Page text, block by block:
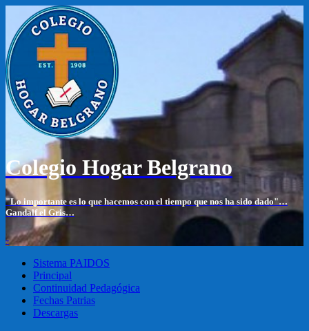
Colegio Hogar Belgrano
"Lo importante es lo que hacemos con el tiempo que nos ha sido dado"…
Gandalf el Gris…
-
Sistema PAIDOS
Principal
Continuidad Pedagógica
Fechas Patrias
Descargas